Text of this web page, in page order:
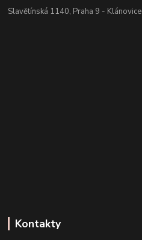
Slavětínská 1140, Praha 9 - Klánovice
Kontakty